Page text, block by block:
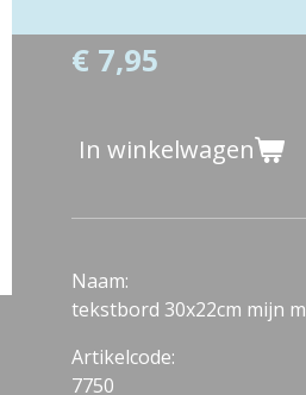
€ 7,95
In winkelwagen
Naam:
tekstbord 30x22cm mijn
Artikelcode:
7750